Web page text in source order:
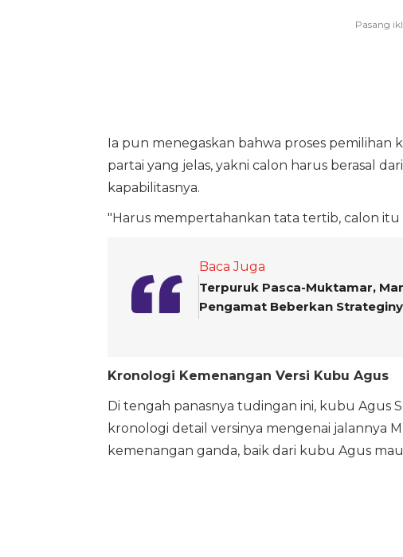
Ia pun menegaskan bahwa proses
partai yang jelas, yakni calon harus berasal
kapabilitasnya.
"Harus mempertahankan tata tertib, calon
Baca Juga
Terpuruk Pasca-Muktamar,
Pengamat Beberkan
Kronologi Kemenangan Versi Kubu Agus
Di tengah panasnya tudingan ini, kubu Agus
kronologi detail versinya mengenai jalannya
kemenangan ganda, baik dari kubu Agus